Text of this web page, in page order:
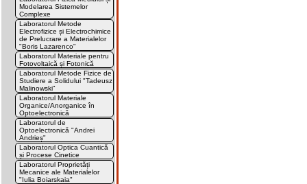
Modelarea Sistemelor
Complexe
Laboratorul Metode
Electrofizice și Electrochimice
de Prelucrare a Materialelor
"Boris Lazarenco"
Laboratorul Materiale pentru
Fotovoltaică și Fotonică
Laboratorul Metode Fizice de
Studiere a Solidului "Tadeusz
Malinowski"
Laboratorul Materiale
Organice/Anorganice în
Optoelectronică
Laboratorul de
Optoelectronică "Andrei
Andrieș"
Laboratorul Optica Cuantică
și Procese Cinetice
Laboratorul Proprietăți
Mecanice ale Materialelor
"Iulia Boiarskaia"